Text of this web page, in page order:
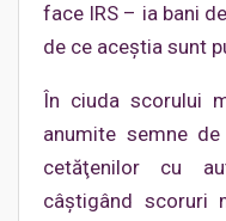
face IRS – ia bani
de ce aceștia sunt
În ciuda scorului
anumite semne
cetăţenilor cu
câştigând scoruri